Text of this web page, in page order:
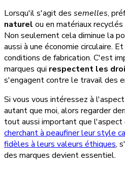
Lorsqu'il s'agit des semelles,
naturel ou en matériaux
Non seulement cela diminue la
aussi à une économie circulaire.
conditions de fabrication. C'est
marques qui respectent les
s'engagent contre le travail des
Si vous vous intéressez à l'aspect
autant que moi, alors regarder
tout aussi important que l'aspect
cherchant à peaufiner leur style
fidèles à leurs valeurs éthiques,
des marques devient essentiel.